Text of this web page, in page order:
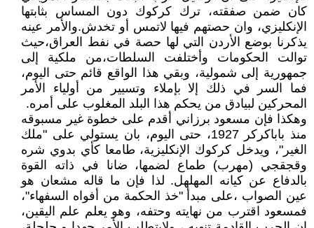
كان ضمن صفقته، ترك كركوك دون المساس بثابتها
الإنكليزي، وان حصتهم فيها لاتمس أو تخدش.والأمر عينه
يذكرنا بوضع الأردن التي لها حصة في نفط العراق،حيث
توالت الحكومات وأختلفت السلطات،من ملكية إلى
جمهورية إلى شمولية، وبقي هذا الواقع قائم حتى اليوم،
فما السر في ذلك إلا بإملاء وتسيير من أولياء الأمر
المحركين لبيادق من يحكم هذا البلد المغلوب على أمره.
وهكذا فإن مسعود برزاني أقدم على خطوة غير مسبوقه
منذ باباكركر 1927، حتى اليوم، بان يستولي على "ملك
الغير"، ويدخل كركوك الإنكليزية، طامعا كأي بدوي شره
وقجقجي (مهرب) طماع لضمها، ضانا في ذاته القوة
بالدفاع عن كيانه المهلهل. لذا فإن ما قاله مشعان هو
عين الصواب ،على مبدأ "خذ الحكمة من أفواه السفهاء"،
فمسعود اقترب من نهايته وحتفه، وهو يعلم علم اليقين،